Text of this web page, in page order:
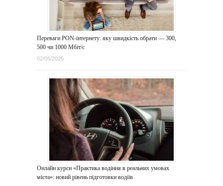
Переваги PON-інтернету: яку швидкість обрати — 300,
500 чи 1000 Мбіт/с
02/05/2025
Онлайн курси «Практика водіння в реальних умовах
міста»: новий рівень підготовки водіїв